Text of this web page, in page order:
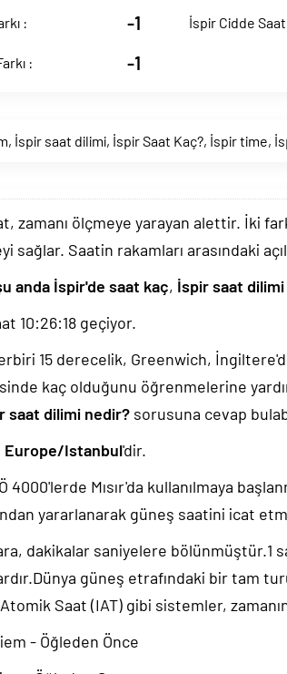
: -1
: -1
İspir Cidde Saat
, İspir saat dilimi, İspir Saat Kaç?, İspir time,
zamanı ölçmeye yarayan alettir. İki
sağlar. Saatin rakamları arasındaki
anda İspir'de saat kaç, İspir saat dilimi
10:26:19 geçiyor.
15 derecelik, Greenwich,
kaç olduğunu öğrenmelerine
saat dilimi nedir? sorusuna cevap
Europe/Istanbul'dir.
4000'lerde Mısır'da kullanılmaya
yararlanarak güneş saatini icat
dakikalar saniyelere bölünmüştür.1
güneş etrafındaki bir tam
Saat (IAT) gibi sistemler,
- Öğleden Önce